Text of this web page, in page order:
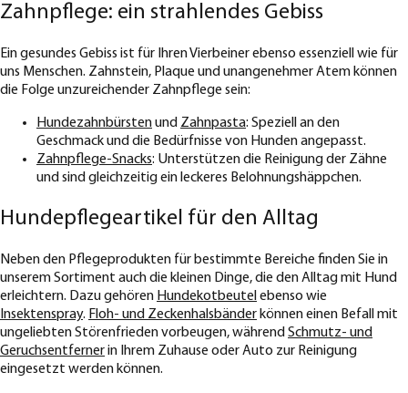
Zahnpflege: ein strahlendes Gebiss
Ein gesundes Gebiss ist für Ihren Vierbeiner ebenso essenziell wie für
uns Menschen. Zahnstein, Plaque und unangenehmer Atem können
die Folge unzureichender Zahnpflege sein:
Hundezahnbürstenund Zahnpasta: Speziell an den
Geschmack und die Bedürfnisse von Hunden angepasst.
Zahnpflege-Snacks: Unterstützen die Reinigung der Zähne
und sind gleichzeitig ein leckeres Belohnungshäppchen.
Hundepflegeartikel für den Alltag
Neben den Pflegeprodukten für bestimmte Bereiche finden Sie in
unserem Sortiment auch die kleinen Dinge, die den Alltag mit Hund
erleichtern. Dazu gehören Hundekotbeutel ebenso wie
Insektenspray. Floh- und Zeckenhalsbänder können einen Befall mit
ungeliebten Störenfrieden vorbeugen, während Schmutz- und
Geruchsentfernerin Ihrem Zuhause oder Auto zur Reinigung
eingesetzt werden können.